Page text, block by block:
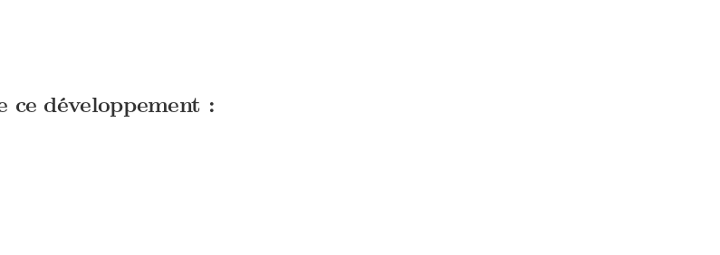
ce développement :